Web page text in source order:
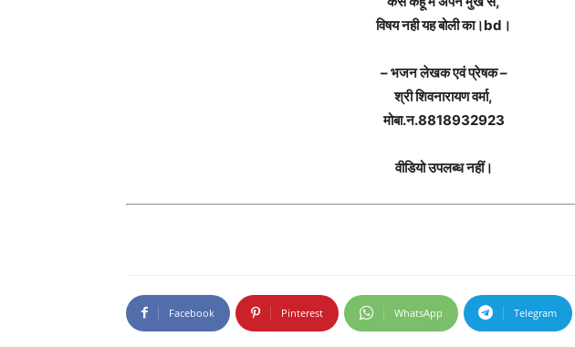
विषय नही यह बोली का।bd।
– भजन लेखक एवं प्रेषक –
श्री शिवनारायण वर्मा,
मोबा.न.8818932923
वीडियो उपलब्ध नहीं।
Facebook Pinterest WhatsApp Telegram